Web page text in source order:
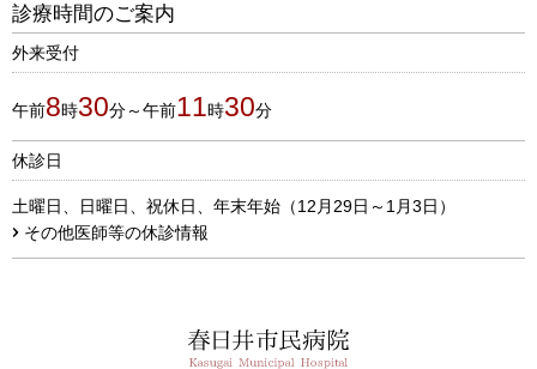
診療時間のご案内
外来受付
午前8時30分～午前11時30分
休診日
土曜日、日曜日、祝休日、年末年始（12月29日～1月3日）
その他医師等の休診情報
春日井市民病院